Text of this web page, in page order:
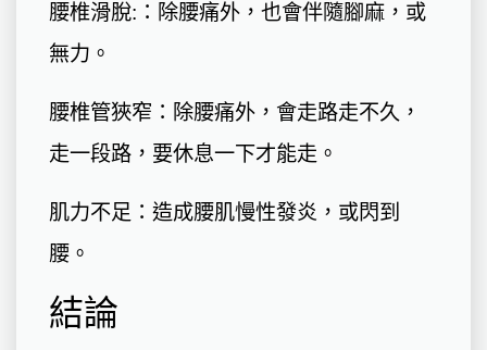
腰椎滑脫:：除腰痛外，也會伴隨腳麻，或
無力。
腰椎管狹窄：除腰痛外，會走路走不久，
走一段路，要休息一下才能走。
肌力不足：造成腰肌慢性發炎，或閃到
腰。
結論